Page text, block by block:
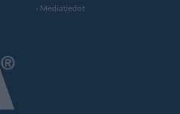
Mediatiedot